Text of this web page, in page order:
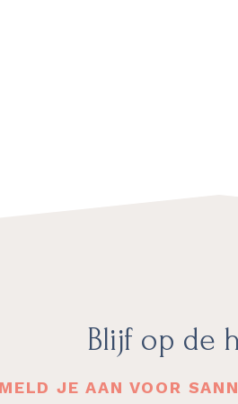
Blijf op de
MELD JE AAN VOOR